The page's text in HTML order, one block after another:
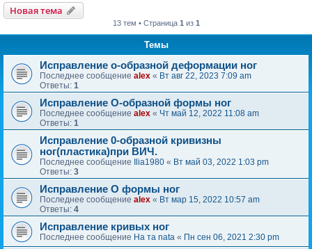
Новая тема
13 тем • Страница 1 из 1
Темы
Исправление о-образной деформации ног
Последнее сообщение alex « Вт авг 22, 2023 7:09 am
Ответы: 1
Исправление О-образной формы ног
Последнее сообщение alex « Чт май 12, 2022 11:08 am
Ответы: 1
Исправление 0-образной кривизны
ног(пластика)при ВИЧ.
Последнее сообщение Ilia1980 « Вт май 03, 2022 1:03 pm
Ответы: 3
Исправление О формы ног
Последнее сообщение alex « Вт мар 15, 2022 10:57 am
Ответы: 4
Исправление кривых ног
Последнее сообщение На та nata « Пн сен 06, 2021 2:30 pm